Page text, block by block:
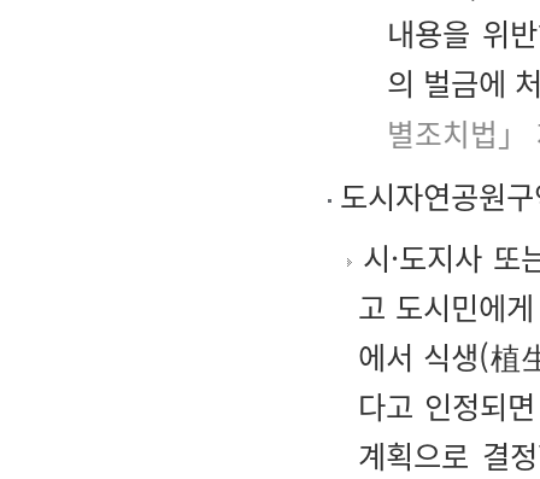
내용을 위
의 벌금에
별조치법
도시자연공원
시·도지사
고 도시민에
에서 식생(植
다고 인정되
계획으로 결